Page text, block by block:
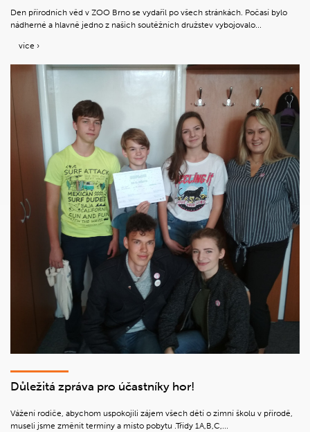
Den přírodních věd v ZOO Brno se vydařil po všech stránkách. Počasí bylo
nádherné a hlavně jedno z našich soutěžních družstev vybojovalo...
více ›
Důležitá zpráva pro účastníky hor!
Vážení rodiče, abychom uspokojili zájem všech dětí o zimní školu v přírodě,
museli jsme změnit termíny a místo pobytu .Třídy 1A,B,C,...